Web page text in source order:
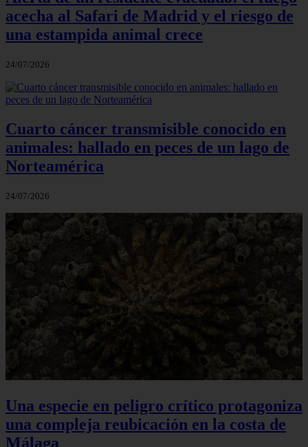
acecha al Safari de Madrid y el riesgo de
una estampida animal crece
24/07/2026
Cuarto cáncer transmisible conocido en
animales: hallado en peces de un lago de
Norteamérica
24/07/2026
Una especie en peligro crítico protagoniza
una compleja reubicación en la costa de
Málaga